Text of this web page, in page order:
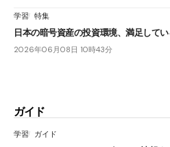
学習 特集
日本の暗号資産の投資環境、満足して
2026年06月08日 10時43分
ガイド
学習 ガイド